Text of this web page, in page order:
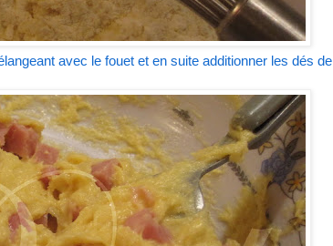
avec le fouet et en suite additionner les dés de